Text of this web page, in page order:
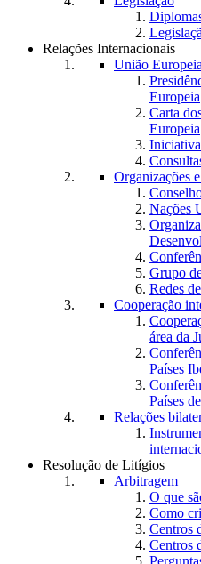
Relações Internacionais
União Europeia
Europeia
Carta
Europeia
Organizações
Nações
Grupo
Redes
Cooperação
área da
Países
Países
Relações
Resolução de Litígios
Arbitragem
O que
Como
Centros
Centros